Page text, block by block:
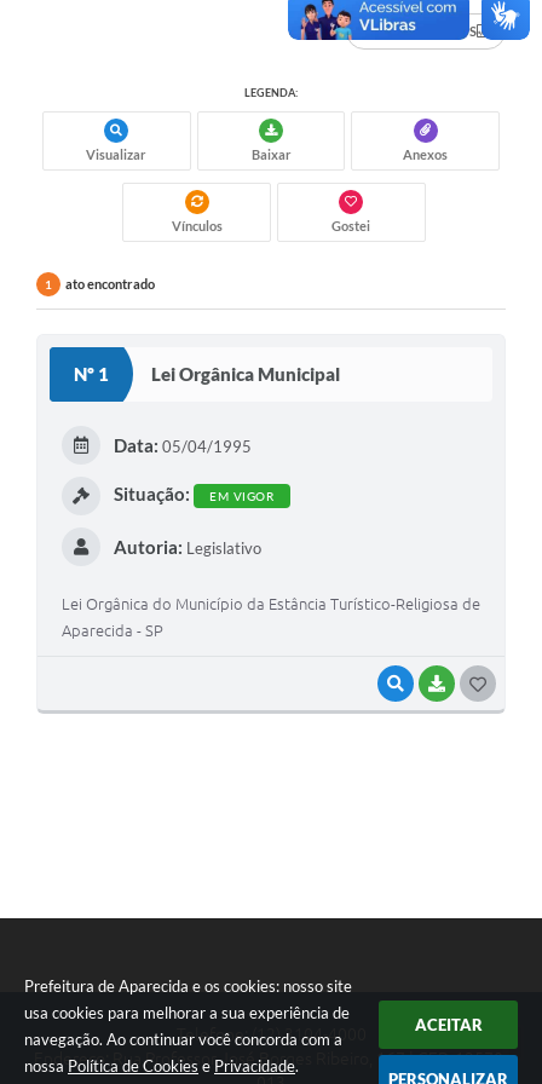
Prefeitura de Aparecida e os cookies: nosso site
usa cookies para melhorar a sua experiência de
navegação. Ao continuar você concorda com a
nossa Política de Cookies e Privacidade.
ACEITAR
PERSONALIZAR
Carta de Serviços
Arquivos para Download
Participe mais
Contas Públicas
Editais
Telefones Úteis
Agenda
Diário Oficial
Notícias
DADOS ABERTOS
LEGENDA:
Visualizar Baixar Anexos
Vínculos Gostei
1 ato encontrado
Nº 1 Lei Orgânica Municipal
VISUALIZAR
BAIXAR
Data: 05/04/1995
Situação: EM VIGOR
Autoria: Legislativo
Lei Orgânica do Município da Estância Turístico-Religiosa de
Aparecida - SP
Telefone: (12) 3104-4000
Endereço: Rua Professor José Borges Ribeiro, 167 | CEP: 12570-